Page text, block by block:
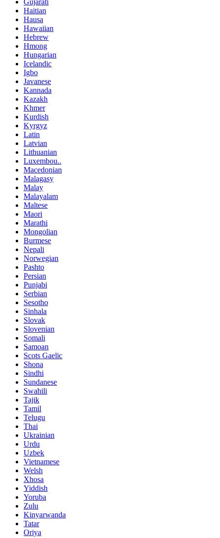
Haitian
Hausa
Hawaiian
Hebrew
Hmong
Hungarian
Icelandic
Igbo
Javanese
Kannada
Kazakh
Khmer
Kurdish
Kyrgyz
Latin
Latvian
Lithuanian
Luxembou..
Macedonian
Malagasy
Malay
Malayalam
Maltese
Maori
Marathi
Mongolian
Burmese
Nepali
Norwegian
Pashto
Persian
Punjabi
Serbian
Sesotho
Sinhala
Slovak
Slovenian
Somali
Samoan
Scots Gaelic
Shona
Sindhi
Sundanese
Swahili
Tajik
Tamil
Telugu
Thai
Ukrainian
Urdu
Uzbek
Vietnamese
Welsh
Xhosa
Yiddish
Yoruba
Zulu
Kinyarwanda
Tatar
Oriya